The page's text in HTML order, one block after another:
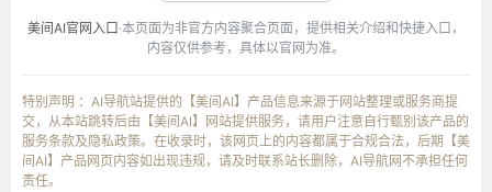
美间AI官网入口 ·本页面为非官方内容聚合页面，提供相关介绍和快捷入口，
内容仅供参考，具体以官网为准。
特别声明 ：AI导航站提供的【美间AI】产品信息来源于网站整理或服务商提
交，从本站跳转后由【美间AI】网站提供服务，请用户注意自行甄别该产品的
服务条款及隐私政策。在收录时，该网页上的内容都属于合规合法，后期【美
间AI】产品网页内容如出现违规，请及时联系站长删除，AI导航网不承担任何
责任。